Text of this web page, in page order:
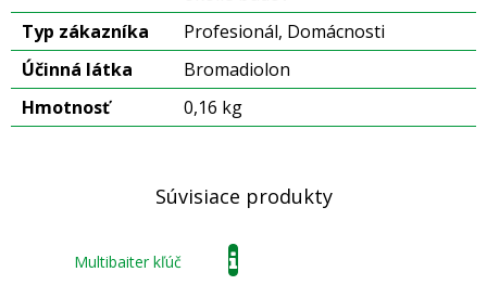
Typ zákazníka
Profesionál, Domácnosti
Účinná látka
Bromadiolon
Hmotnosť
0,16 kg
Súvisiace produkty
Multibaiter kľúč